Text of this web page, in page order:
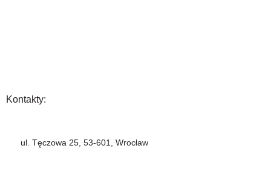
Kontakty:
ul. Tęczowa 25, 53-601, Wrocław